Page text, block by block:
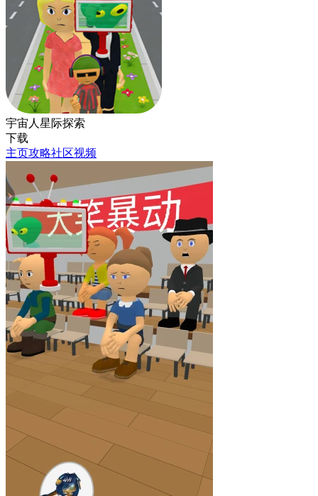
宇宙人星际探索
下载
主页攻略社区视频